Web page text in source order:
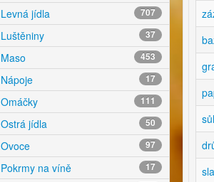
Levná jídla 707
Luštěniny 37
Maso 453
Nápoje 17
Omáčky 111
Ostrá jídla 50
Ovoce 97
Pokrmy na víně 17
sůl